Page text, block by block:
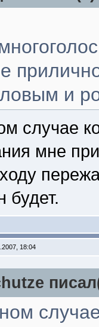
и
случае
мне
будет.
18:04